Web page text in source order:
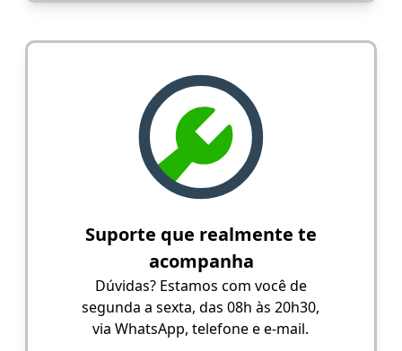
Suporte que realmente te
acompanha
Dúvidas? Estamos com você de
segunda a sexta, das 08h às 20h30,
via WhatsApp, telefone e e-mail.